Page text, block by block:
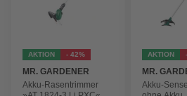
AKTION - 42%
MR. GARDENER
Akku-Rasentrimmer
AKTION
MR.
Akku-